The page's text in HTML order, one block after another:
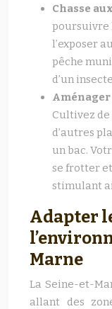
Chasse
poursuivre
l’exposer
pêche
d’un
Cultivez de
d’autres
un bac.
se frotter
stimulant
Adapter
Marne
La Seine-et-
allant des